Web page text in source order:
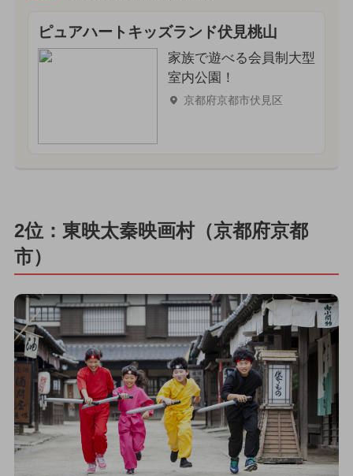
ピュアハートキッズランド伏見桃山
家族で遊べる会員制大型
室内公園！
京都府京都市伏見区
2位：東映太秦映画村（京都府京都
市）